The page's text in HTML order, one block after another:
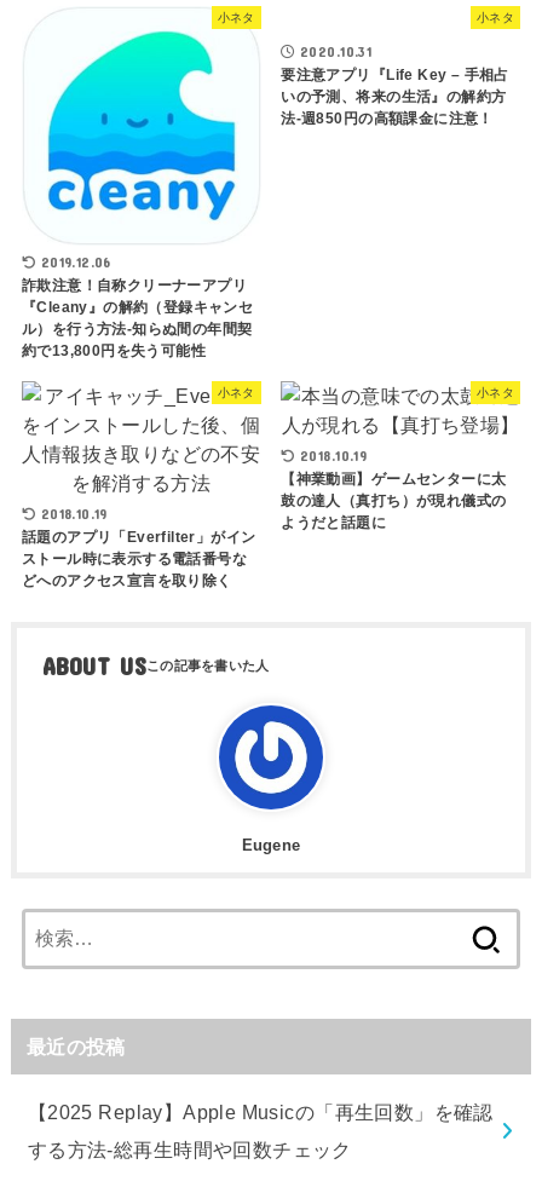
小ネタ
2019.12.06
詐欺注意！自称クリーナーアプリ
『Cleany』の解約（登録キャンセ
ル）を行う方法-知らぬ間の年間契
約で13,800円を失う可能性
小ネタ
2020.10.31
要注意アプリ『Life Key – 手相占
いの予測、将来の生活』の解約方
法-週850円の高額課金に注意！
小ネタ
2018.10.19
話題のアプリ「Everfilter」がイン
ストール時に表示する電話番号な
どへのアクセス宣言を取り除く
小ネタ
2018.10.19
【神業動画】ゲームセンターに太
鼓の達人（真打ち）が現れ儀式の
ようだと話題に
ABOUT US
Eugene
索:
最近の投稿
【2025 Replay】Apple Musicの「再生回数」を確認
する方法-総再生時間や回数チェック